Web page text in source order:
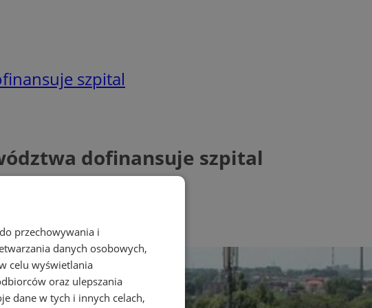
szpital
dofinansuje szpital
przechowywania i
danych osobowych,
celu wyświetlania
oraz ulepszania
dane w tych i innych celach,